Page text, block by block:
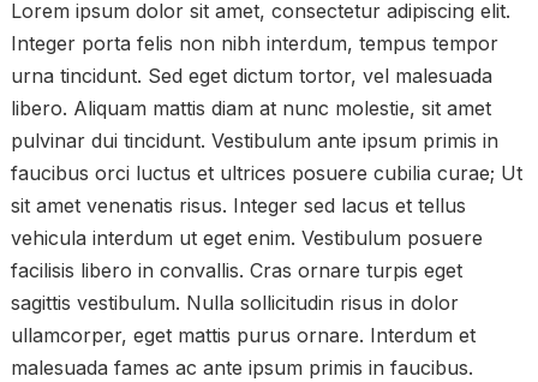
Lorem ipsum dolor sit amet, consectetur adipiscing elit.
Integer porta felis non nibh interdum, tempus tempor
urna tincidunt. Sed eget dictum tortor, vel malesuada
libero. Aliquam mattis diam at nunc molestie, sit amet
pulvinar dui tincidunt. Vestibulum ante ipsum primis in
faucibus orci luctus et ultrices posuere cubilia curae; Ut
sit amet venenatis risus. Integer sed lacus et tellus
vehicula interdum ut eget enim. Vestibulum posuere
facilisis libero in convallis. Cras ornare turpis eget
sagittis vestibulum. Nulla sollicitudin risus in dolor
ullamcorper, eget mattis purus ornare. Interdum et
malesuada fames ac ante ipsum primis in faucibus.